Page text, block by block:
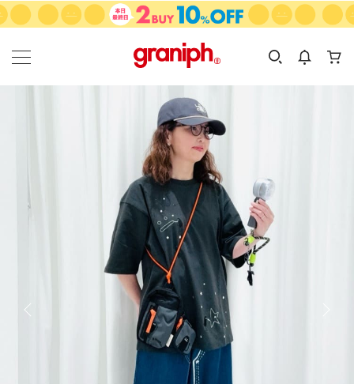
カテゴリーから探す
KIDS
カテゴリ
サイズ